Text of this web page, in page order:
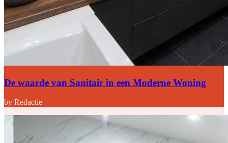
De waarde van Sanitair in een Moderne Woning
by Redactie